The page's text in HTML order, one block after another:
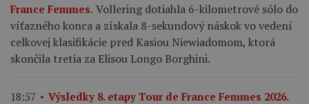
France Femmes. Vollering dotiahla 6-kilometrové sólo do
víťazného konca a získala 8-sekundový náskok vo vedení
celkovej klasifikácie pred Kasiou Niewiadomom, ktorá
skončila tretia za Elisou Longo Borghini.
18:57 Výsledky 8. etapy Tour de France Femmes 2026.